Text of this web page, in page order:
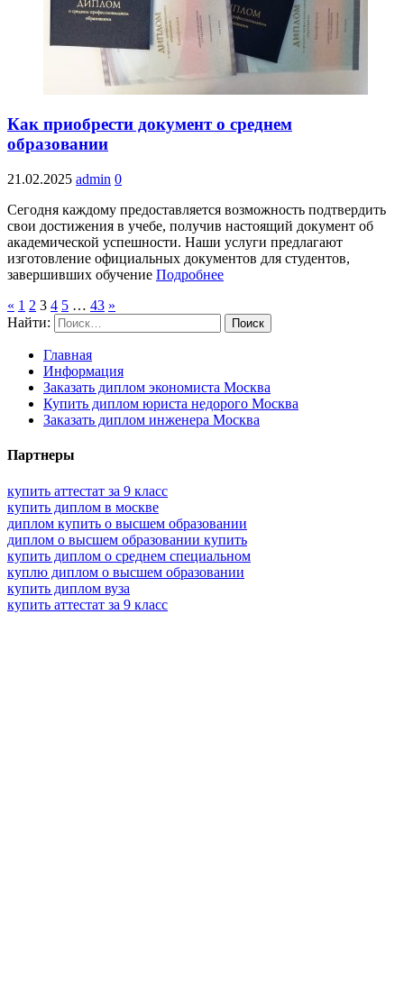
Как приобрести документ о среднем
образовании
21.02.2025 admin 0
Сегодня каждому предоставляется возможность подтвердить
свои достижения в учебе, получив настоящий документ об
академической успешности. Наши услуги предлагают
изготовление официальных документов для студентов,
завершивших обучение Подробнее
« 1 2 3 4 5 … 43 »
Найти:
Главная
Информация
Заказать диплом экономиста Москва
Купить диплом юриста недорого Москва
Заказать диплом инженера Москва
Партнеры
купить аттестат за 9 класс
купить диплом в москве
диплом купить о высшем образовании
диплом о высшем образовании купить
купить диплом о среднем специальном
куплю диплом о высшем образовании
купить диплом вуза
купить аттестат за 9 класс